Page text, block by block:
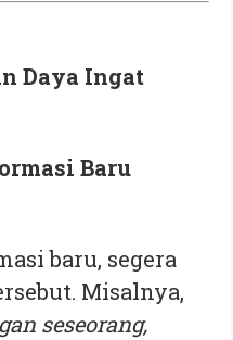
Daya Ingat
Baru
baru, segera
Misalnya,
seseorang,